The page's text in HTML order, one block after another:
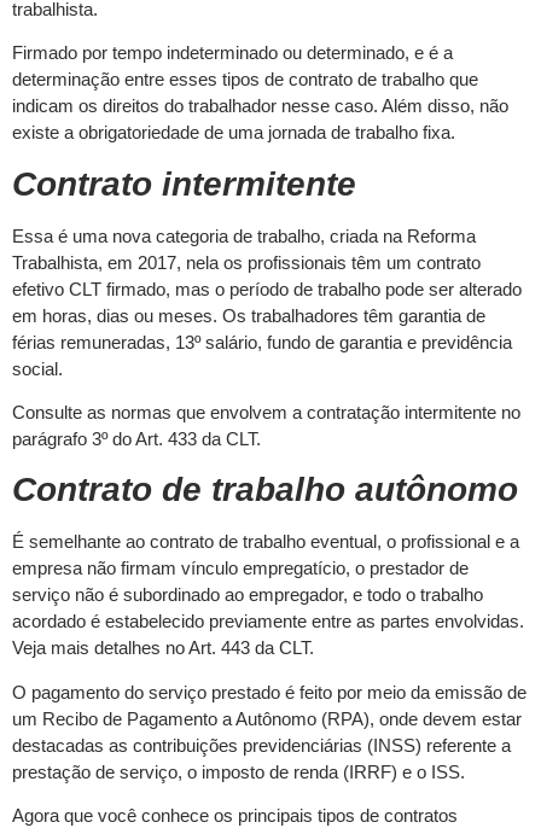
trabalhista.
Firmado por tempo indeterminado ou determinado, e é a
determinação entre esses tipos de contrato de trabalho que
indicam os direitos do trabalhador nesse caso. Além disso, não
existe a obrigatoriedade de uma jornada de trabalho fixa.
Contrato intermitente
Essa é uma nova categoria de trabalho, criada na Reforma
Trabalhista, em 2017, nela os profissionais têm um contrato
efetivo CLT firmado, mas o período de trabalho pode ser alterado
em horas, dias ou meses. Os trabalhadores têm garantia de
férias remuneradas, 13º salário, fundo de garantia e previdência
social.
Consulte as normas que envolvem a contratação intermitente no
parágrafo 3º do Art. 433 da CLT.
Contrato de trabalho autônomo
É semelhante ao contrato de trabalho eventual, o profissional e a
empresa não firmam vínculo empregatício, o prestador de
serviço não é subordinado ao empregador, e todo o trabalho
acordado é estabelecido previamente entre as partes envolvidas.
Veja mais detalhes no Art. 443 da CLT.
O pagamento do serviço prestado é feito por meio da emissão de
um Recibo de Pagamento a Autônomo (RPA), onde devem estar
destacadas as contribuições previdenciárias (INSS) referente a
prestação de serviço, o imposto de renda (IRRF) e o ISS.
Agora que você conhece os principais tipos de contratos